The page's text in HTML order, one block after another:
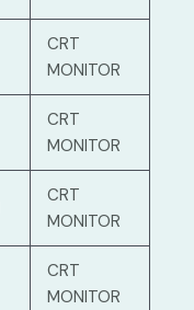
CRT
MONITOR
CRT
MONITOR
CRT
MONITOR
CRT
MONITOR